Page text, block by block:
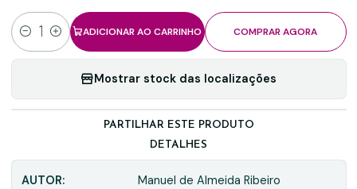
Quantidade
ADICIONAR AO CARRINHO COMPRAR AGORA
Mostrar stock das localizações
PARTILHAR ESTE PRODUTO
DETALHES
AUTOR: Manuel de Almeida Ribeiro